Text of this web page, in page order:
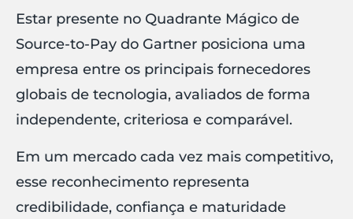
Estar presente no Quadrante Mágico de
Source-to-Pay do Gartner posiciona uma
empresa entre os principais fornecedores
globais de tecnologia, avaliados de forma
independente, criteriosa e comparável.
Em um mercado cada vez mais competitivo,
esse reconhecimento representa
credibilidade, confiança e maturidade